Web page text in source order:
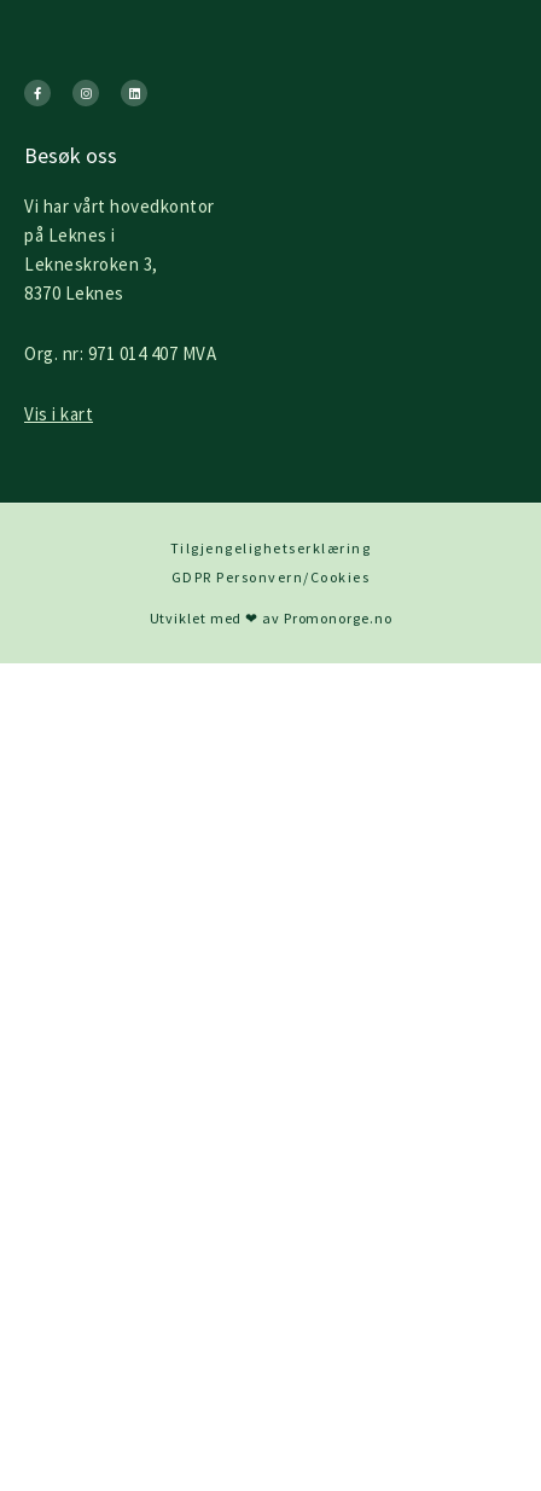
c
e
b
-
s
t
a
m
n
k
e
Besøk oss
Vi har vårt hovedkontor
på Leknes i
Lekneskroken 3,
8370 Leknes
Org. nr: 971 014 407 MVA
Vis i kart
Tilgjengelighetserklæring
GDPR Personvern/Cookies
Utviklet med ❤ av Promonorge.no